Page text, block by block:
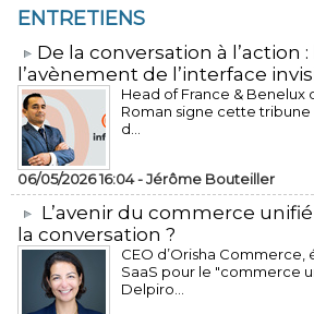
ENTRETIENS
​De la conversation à l’action
l’avènement de l’interface
Head of France & Benelux
Roman signe cette tribune
d...
06/05/2026 16:04 -Jérôme Bouteiller
L’avenir du commerce
la conversation ?
CEO d’Orisha
SaaS pour le "commerce
Delpiro...